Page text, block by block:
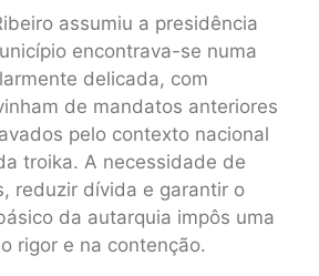
assumiu a presidência
encontrava-se numa
delicada, com
de mandatos anteriores
pelo contexto nacional
troika. A necessidade de
reduzir dívida e garantir o
da autarquia impôs uma
rigor e na contenção.